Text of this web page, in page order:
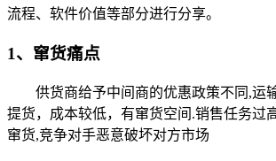
流程、软件价值等部分进行分享。
1、窜货痛点
供货商给予中间商的优惠政策不同,运
提货，成本较低，有窜货空间.销售任务过
窜货,竞争对手恶意破坏对方市场